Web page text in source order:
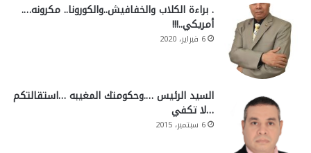
. براءة الكلاب والخفافيش..والكورونا.. مكرونه….
أمريكي..!!!
6 فبراير، 2020
السيد الرئيس ….وحكومتك المغيبه …استقالتكم
…لا تكفي
6 سبتمبر، 2015